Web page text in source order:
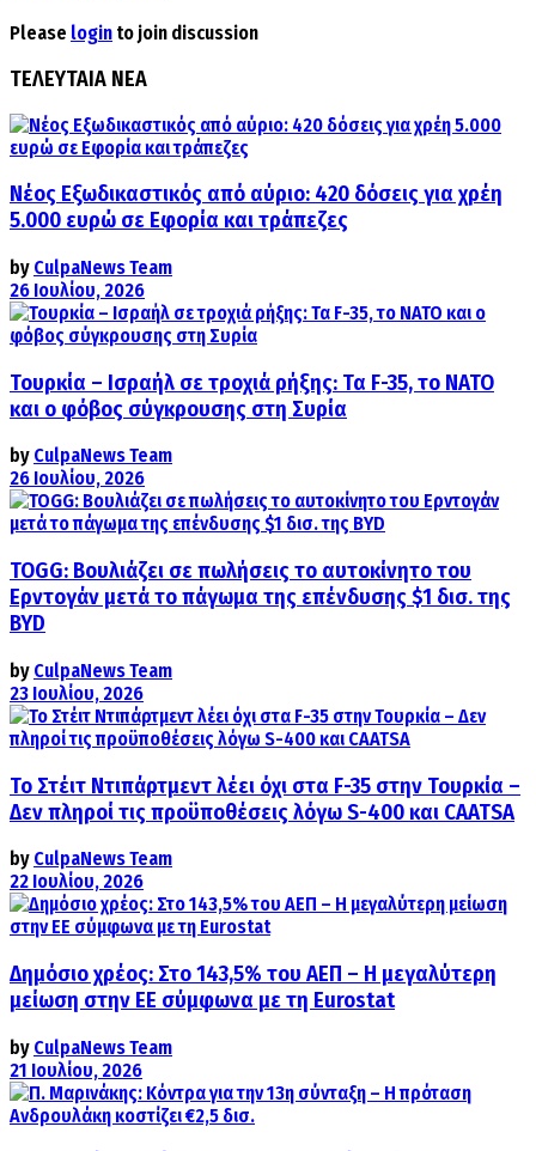
Please login to join discussion
ΤΕΛΕΥΤΑΙΑ ΝΕΑ
Νέος Εξωδικαστικός από αύριο: 420 δόσεις για χρέη
5.000 ευρώ σε Εφορία και τράπεζες
by CulpaNews Team
26 Ιουλίου, 2026
Τουρκία – Ισραήλ σε τροχιά ρήξης: Τα F-35, το ΝΑΤΟ
και ο φόβος σύγκρουσης στη Συρία
by CulpaNews Team
26 Ιουλίου, 2026
TOGG: Βουλιάζει σε πωλήσεις το αυτοκίνητο του
Ερντογάν μετά το πάγωμα της επένδυσης $1 δισ. της
BYD
by CulpaNews Team
23 Ιουλίου, 2026
Το Στέιτ Ντιπάρτμεντ λέει όχι στα F-35 στην Τουρκία –
Δεν πληροί τις προϋποθέσεις λόγω S-400 και CAATSA
by CulpaNews Team
22 Ιουλίου, 2026
Δημόσιο χρέος: Στο 143,5% του ΑΕΠ – Η μεγαλύτερη
μείωση στην ΕΕ σύμφωνα με τη Eurostat
by CulpaNews Team
21 Ιουλίου, 2026